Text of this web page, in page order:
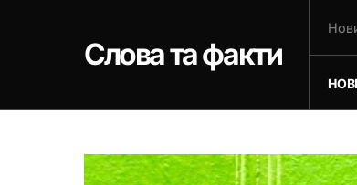
Слова та факти